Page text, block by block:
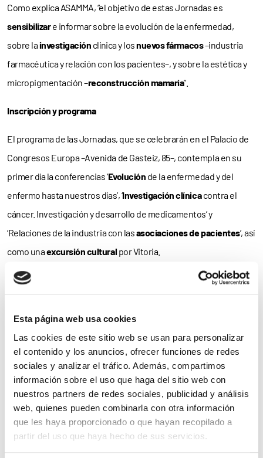
Esta página web usa cookies
Las cookies de este sitio web se usan para personalizar
el contenido y los anuncios, ofrecer funciones de redes
sociales y analizar el tráfico. Además, compartimos
información sobre el uso que haga del sitio web con
nuestros partners de redes sociales, publicidad y análisis
web, quienes pueden combinarla con otra información
que les haya proporcionado o que hayan recopilado a
partir del uso que haya hecho de sus servicios.
Como explica ASAMMA, “el objetivo de estas Jornadas es
sensibilizare informar sobre la evolución de la enfermedad,
sobre lainvestigación clínica y losnuevos fármacos–industria
farmacéutica y relación con los pacientes–, y sobre la estética y
micropigmentación –reconstrucción mamaria”.
Inscripción y programa
El programa de las Jornadas, que se celebrarán en el Palacio de
Congresos Europa –Avenida de Gasteiz, 85–, contempla en su
primer día la conferencias ‘Evolución de la enfermedad y del
enfermo hasta nuestros días’, ‘Investigación clínicacontra el
cáncer. Investigación y desarrollo de medicamentos’ y
‘Relaciones de la industria con lasasociaciones de pacientes’, así
como unaexcursión culturalpor Vitoria.
Un programa que, ya el viernes 27 de octubre, acogerá el
desarrollo de las ponencias ‘Avances más recientes en el
tratamiento delcáncer de mama metastásico
tratamientosen función del tipo de cáncer’ y ‘El final de una
buenareconstrucción’.
Paraconsultar el programade las Jornadas,clica aquí.
La asistencia a las Jornadas es totalmentegratuita, si bien dada
la limitación del aforo se requiere inscripción previa. Para